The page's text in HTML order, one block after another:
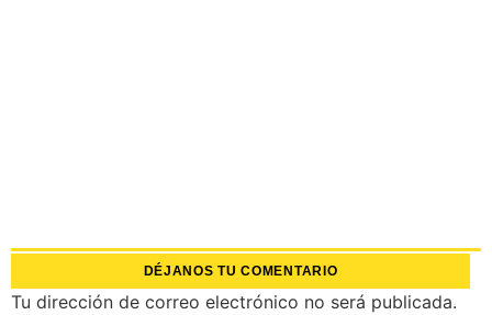
DÉJANOS TU COMENTARIO
Tu dirección de correo electrónico no será publicada.